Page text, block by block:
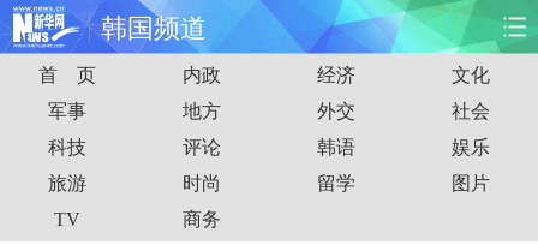
韩国频道
首页 时政 国际 财经
娱乐 体育 人事 教育
时尚 思客
首 页 内政 经济
文化
军事
地方 外交
社会
科技
评论 韩语
娱乐
旅游
时尚 留学
图片
TV
商务